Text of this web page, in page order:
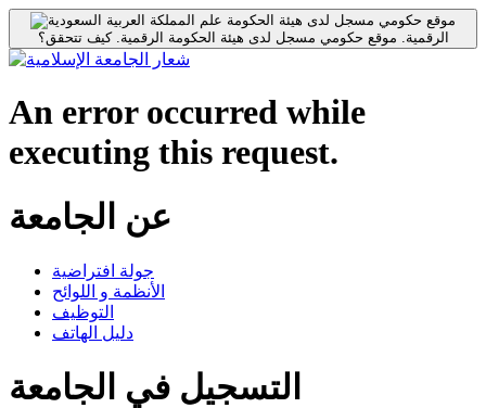
موقع حكومي مسجل لدى هيئة الحكومة
الرقمية. موقع حكومي مسجل لدى هيئة الحكومة الرقمية.كيف تتحقق؟
An error occurred while
executing this request.
عن الجامعة
جولة افتراضية
الأنظمة و اللوائح
التوظيف
دليل الهاتف
التسجيل في الجامعة